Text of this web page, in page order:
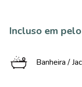
Incluso em
Banheira /